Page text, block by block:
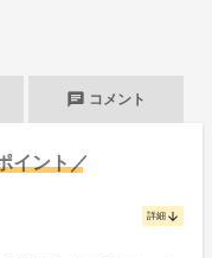
chat コメント
イント／
詳細 arrow_downward